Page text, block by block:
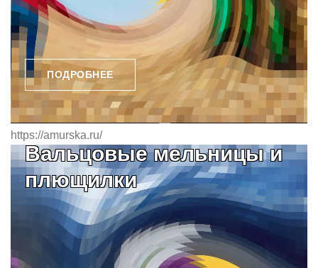
ПОДРОБНЕЕ
https://amurska.ru/
Вальцовые мельницы и
плющилки